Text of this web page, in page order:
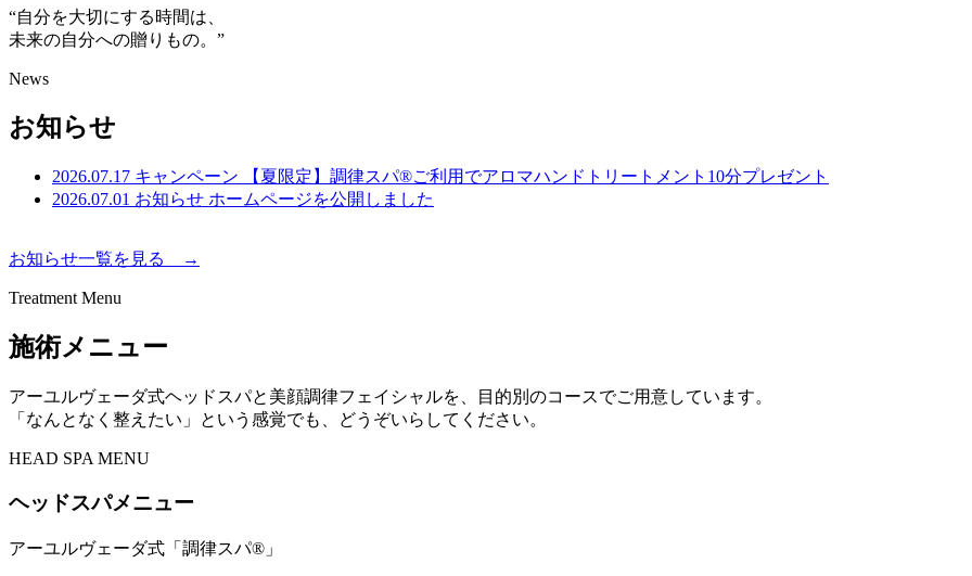
“自分を大切にする時間は、
未来の自分への贈りもの。”
News
お知らせ
2026.07.17 キャンペーン
【夏限定】調律スパ®ご利用でアロマハンドトリートメント10分プレゼント
2026.07.01 お知らせ ホームページを公開しました
お知らせ一覧を見る →
Treatment Menu
施術メニュー
アーユルヴェーダ式ヘッドスパと美顔調律フェイシャルを、目的別のコースでご用意しています。
「なんとなく整えたい」という感覚でも、どうぞいらしてください。
HEAD SPA MENU
ヘッドスパメニュー
アーユルヴェーダ式「調律スパ®」